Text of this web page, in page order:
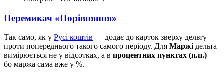
Перемикач «Порівняння»
Так само, як у Русі коштів — додає до карток зверху дельту
проти попереднього такого самого періоду. Для Маржідельта
вимірюється не у відсотках, а в процентних пунктах (п.п.) —
бо маржа сама вже у %.